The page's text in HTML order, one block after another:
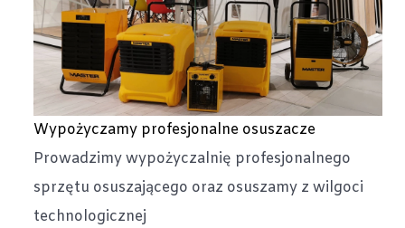
Wypożyczamy profesjonalne osuszacze
Prowadzimy wypożyczalnię profesjonalnego
sprzętu osuszającego oraz osuszamy z wilgoci
technologicznej